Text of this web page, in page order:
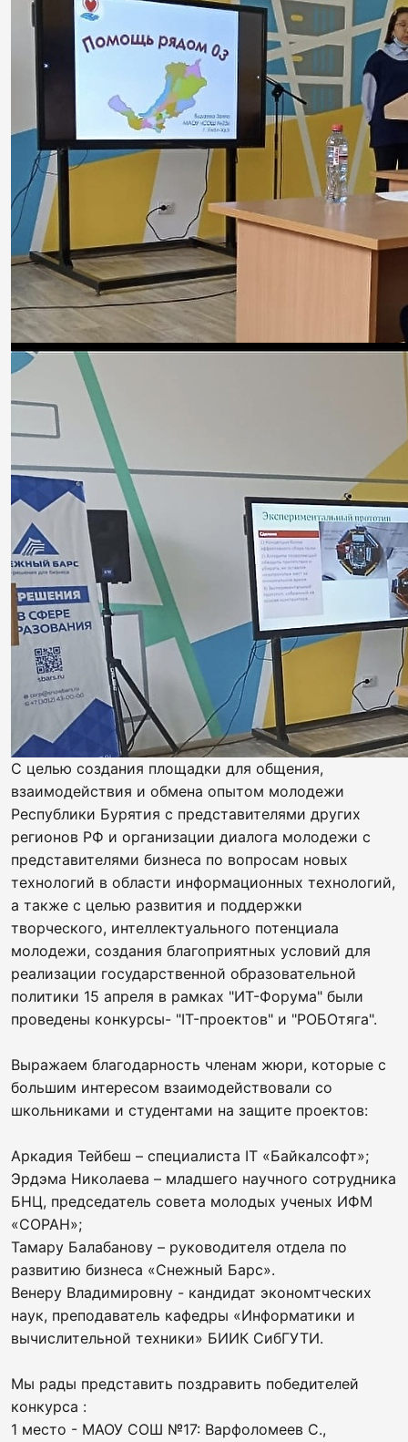
С целью создания площадки для общения,
взаимодействия и обмена опытом молодежи
Республики Бурятия с представителями других
регионов РФ и организации диалога молодежи с
представителями бизнеса по вопросам новых
технологий в области информационных технологий,
а также с целью развития и поддержки
творческого, интеллектуального потенциала
молодежи, создания благоприятных условий для
реализации государственной образовательной
политики 15 апреля в рамках "ИТ-Форума" были
проведены конкурсы- "IT-проектов" и "РОБОтяга".
Выражаем благодарность членам жюри, которые с
большим интересом взаимодействовали со
школьниками и студентами на защите проектов:
Аркадия Тейбеш – специалиста IT «Байкалсофт»;
Эрдэма Николаева – младшего научного сотрудника
БНЦ, председатель совета молодых ученых ИФМ
«СОРАН»;
Тамару Балабанову – руководителя отдела по
развитию бизнеса «Снежный Барс».
Венеру Владимировну - кандидат экономтческих
наук, преподаватель кафедры «Информатики и
вычислительной техники» БИИК СибГУТИ.
Мы рады представить поздравить победителей
конкурса :
1 место - МАОУ СОШ №17: Варфоломеев С.,